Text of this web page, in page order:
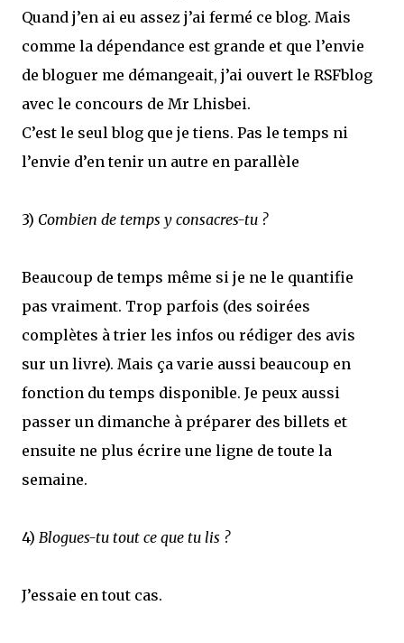
Quand j’en ai eu assez j’ai fermé ce blog. Mais
comme la dépendance est grande et que l’envie
de bloguer me démangeait, j’ai ouvert le RSFblog
avec le concours de Mr Lhisbei.
C’est le seul blog que je tiens. Pas le temps ni
l’envie d’en tenir un autre en parallèle
3) Combien de temps y consacres-tu ?
Beaucoup de temps même si je ne le quantifie
pas vraiment. Trop parfois (des soirées
complètes à trier les infos ou rédiger des avis
sur un livre). Mais ça varie aussi beaucoup en
fonction du temps disponible. Je peux aussi
passer un dimanche à préparer des billets et
ensuite ne plus écrire une ligne de toute la
semaine.
4) Blogues-tu tout ce que tu lis ?
J’essaie en tout cas.